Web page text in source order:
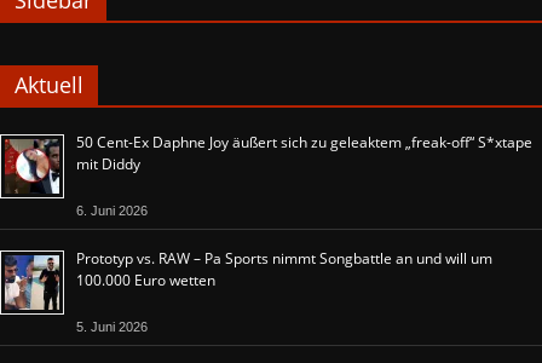
Aktuell
50 Cent-Ex Daphne Joy äußert sich zu geleaktem „freak-off“ S*xtape
mit Diddy
6. Juni 2026
Prototyp vs. RAW – Pa Sports nimmt Songbattle an und will um
100.000 Euro wetten
5. Juni 2026